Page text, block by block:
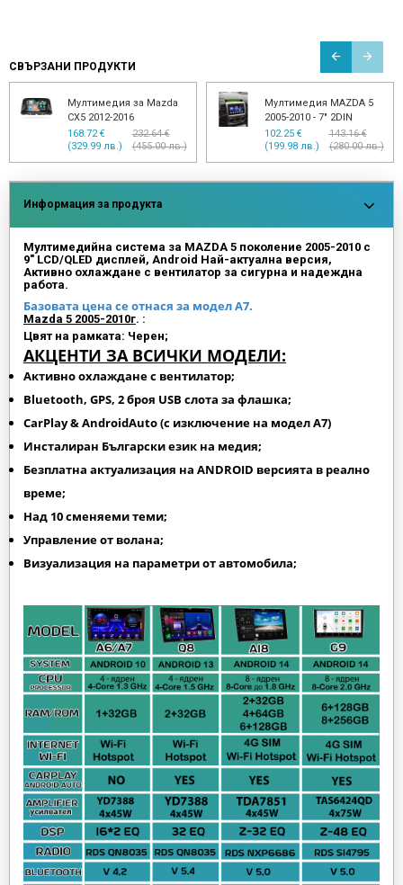
СВЪРЗАНИ ПРОДУКТИ
Мултимедия MAZDA 2
2007-2014
153.38 €
(299.99 лв.)
232.64 €
(455.00 лв.)
Мултимедия MAZDA 3
2004-2009
153.38 €
(299.99 лв.)
232.64 €
(455.00 лв.)
Информация за продукта
Мултимедийна система за MAZDA 5 поколение 2005-2010 с
9" LCD/QLED дисплей, Android Най-актуална версия,
Активно охлаждане с вентилатор за сигурна и надеждна
работа.
Базовата цена се отнася за модел А7.
Mazda 5 2005-2010г. :
Цвят на рамката: Черен;
АКЦЕНТИ ЗА ВСИЧКИ МОДЕЛИ:
Активно охлаждане с вентилатор;
Bluetooth, GPS, 2 броя USB слота за флашка;
CarPlay & AndroidAuto (с изключение на модел A7)
Инсталиран Български език на медия;
Безплатна актуализация на ANDROID версията в реално
време;
Над 10 сменяеми теми;
Управление от волана;
Визуализация на параметри от автомобила;